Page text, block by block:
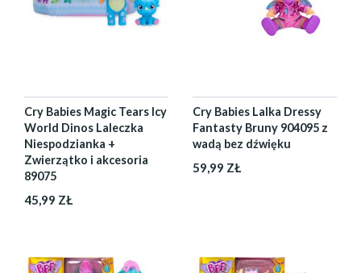
Cry Babies Magic Tears Icy
World Dinos Laleczka
Niespodzianka +
Zwierzątko i akcesoria
89075
45,99 ZŁ
Cry Babies Lalka Dressy
Fantasty Bruny 904095 z
wadą bez dźwięku
59,99 ZŁ